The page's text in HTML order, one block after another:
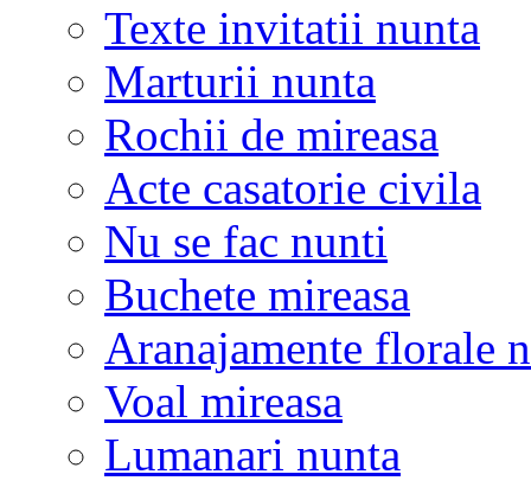
Texte invitatii nunta
Marturii nunta
Rochii de mireasa
Acte casatorie civila
Nu se fac nunti
Buchete mireasa
Aranajamente florale
Voal mireasa
Lumanari nunta